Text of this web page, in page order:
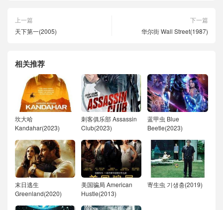
上一篇
天下第一(2005)
下一篇
华尔街 Wall Street(1987)
相关推荐
坎大哈
Kandahar(2023)
刺客俱乐部 Assassin
Club(2023)
蓝甲虫 Blue
Beetle(2023)
末日逃生
Greenland(2020)
美国骗局 American
Hustle(2013)
寄生虫 기생충(2019)